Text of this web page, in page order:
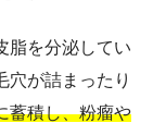
脂を分泌してい
穴が詰まったり
蓄積し、粉瘤や